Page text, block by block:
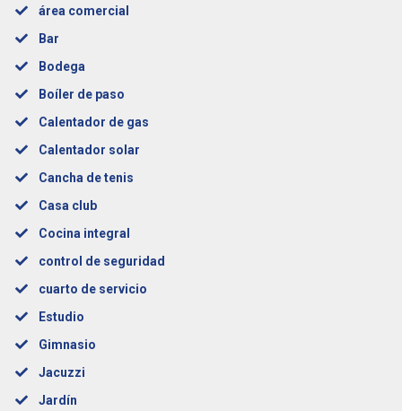
área comercial
Bar
Bodega
Boíler de paso
Calentador de gas
Calentador solar
Cancha de tenis
Casa club
Cocina integral
control de seguridad
cuarto de servicio
Estudio
Gimnasio
Jacuzzi
Jardín